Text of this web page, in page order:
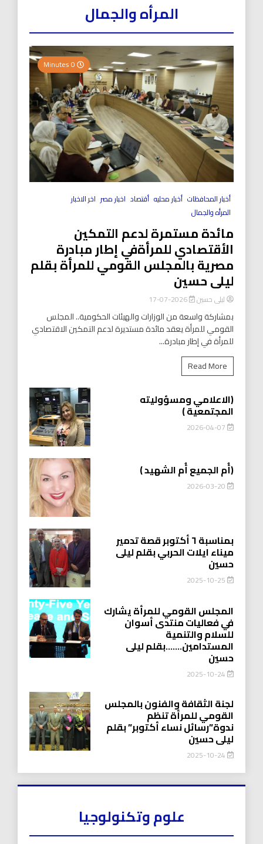
المرأه والجمال
أخبار المحافظات أخبار محليه أقتصاد اخبار مصر اخر الاخبار
المرأه والجمال
مائدة مستمرة لدعم التمكين
الأقتصادي للمرأةفي إطار مبادرة
مصرية بالمجلس القومي للمرأة بقلم
ليلى حسين
ليلى حسين 2026-07-17
بمشاركة واسعة من الوزارات والهيئات الحكومية.. المجلس
القومي للمرأة يعقد مائدة مستديرة لدعم التمكين الاقتصادي
للمرأة في إطار مبادرة...
Read More
(الاعلامي ومسؤوليته
المجتمعية )
2026-04-07
(أُم الجميع أُم الشهيد )
2026-03-20
بمناسبة ٦ أكتوبر قصة تدمير
ميناء ايلات الحربي بقلم ليلى
حسين
2025-10-25
المجلس القومي للمرأة يشارك
في فعاليات منتدى أسوان
للسلام والتنمية
المستدامين…….بقلم ليلى
حسين
2025-10-24
لجنة الثقافة والفنون بالمجلس
القومي للمرأة تنظم
ندوة”رسائل نساء أكتوبر” بقلم
ليلى حسين
2025-10-24
علوم وتكنولوجيا